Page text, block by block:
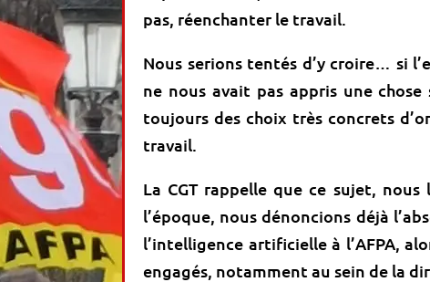
pas, réenchanter le travail.
Nous serions tentés d’y croire… si
ne nous avait pas appris une
toujours des choix très concrets
travail.
La CGT rappelle que ce sujet, nous
l’époque, nous dénoncions déjà
l’intelligence artificielle à l’AFPA,
engagés, notamment au sein de la